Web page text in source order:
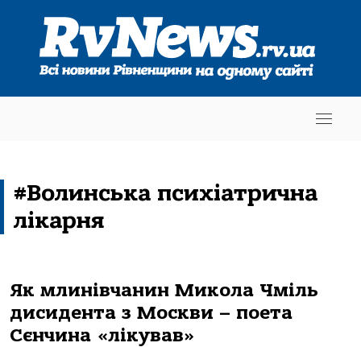
#Волинська психіатрична
лікарня
Як млинівчанин Микола Чміль
дисидента з Москви – поета
Сєнчина «лікував»